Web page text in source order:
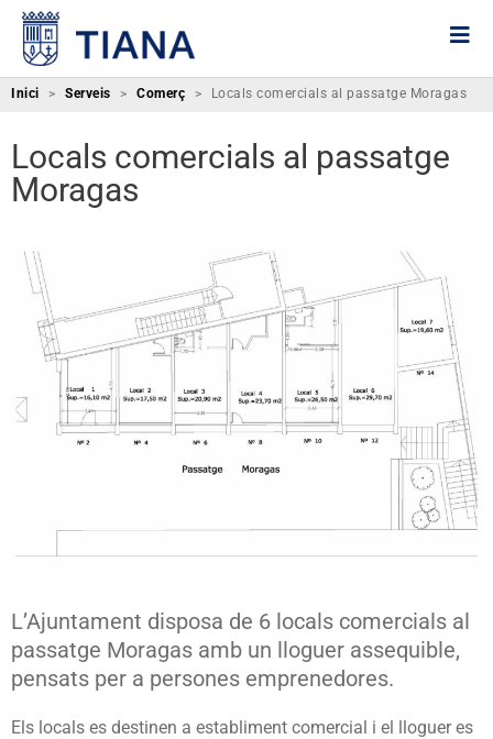
Inici > Serveis > Comerç > Locals comercials al passatge Moragas
Locals comercials al passatge
Moragas
L’Ajuntament disposa de 6 locals comercials al
passatge Moragas amb un lloguer assequible,
pensats per a persones emprenedores.
Els locals es destinen a establiment comercial i el lloguer es